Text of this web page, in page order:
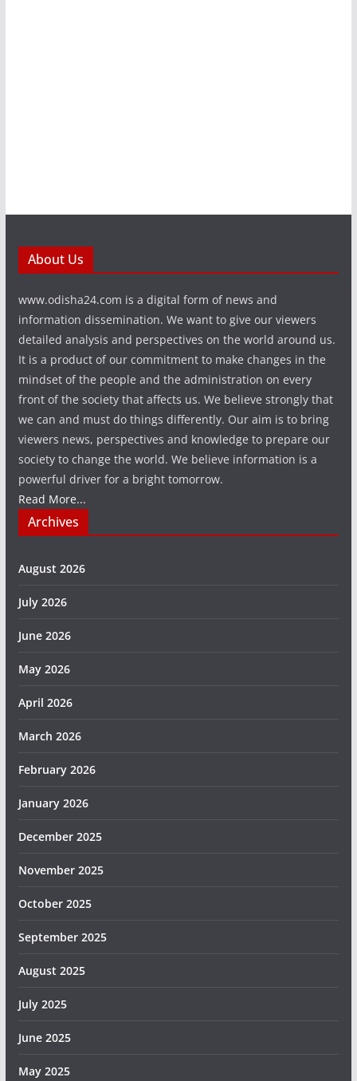
About Us
www.odisha24.com is a digital form of news and
information dissemination. We want to give our viewers
detailed analysis and perspectives on the world around us.
It is a product of our commitment to make changes in the
mindset of the people and the administration on every
front of the society that affects us. We believe strongly that
we can and must do things differently. Our aim is to bring
viewers news, perspectives and knowledge to prepare our
society to change the world. We believe information is a
powerful driver for a bright tomorrow.
Read More...
Archives
August 2026
July 2026
June 2026
May 2026
April 2026
March 2026
February 2026
January 2026
December 2025
November 2025
October 2025
September 2025
August 2025
July 2025
June 2025
May 2025